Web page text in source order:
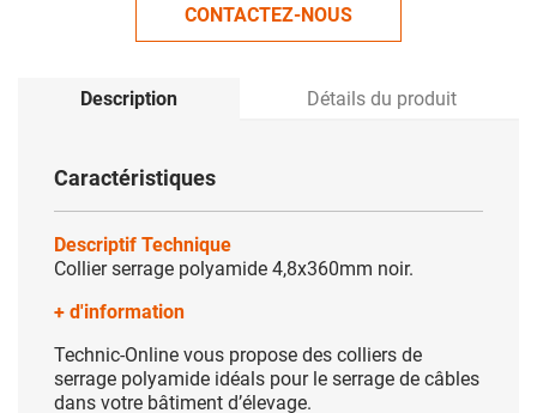
CONTACTEZ-NOUS
Description Détails du produit
Caractéristiques
Descriptif Technique
Collier serrage polyamide 4,8x360mm noir.
+ d'information
Technic-Online vous propose des colliers de
serrage polyamide idéals pour le serrage de câbles
dans votre bâtiment d’élevage.